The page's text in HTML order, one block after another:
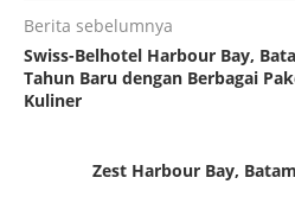
Berita sebelumnya
Swiss-Belhotel Harbour Bay,
Tahun Baru dengan Berbagai
Kuliner
Zest Harbour Bay,